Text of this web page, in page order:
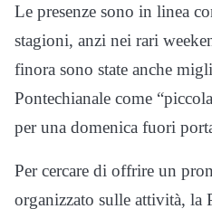
Le presenze sono in linea
stagioni, anzi nei rari
finora sono state anche
Pontechianale come
per una domenica fuori
Per cercare di offrire un
organizzato sulle attività, la